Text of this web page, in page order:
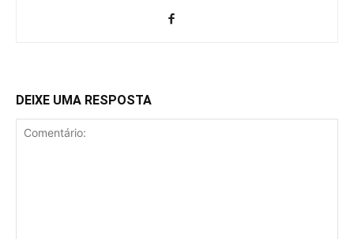
DEIXE UMA RESPOSTA